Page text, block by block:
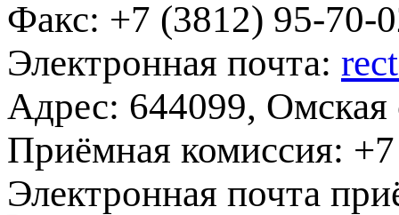
Факс: +7 (3812) 95-70-
Электронная почта:
Адрес: 644099, Омская
Приёмная комиссия:
Электронная почта